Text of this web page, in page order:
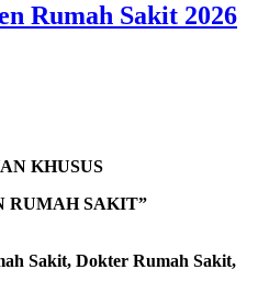
Rumah Sakit 2026
KHUSUS
RUMAH SAKIT”
Sakit, Dokter Rumah Sakit,